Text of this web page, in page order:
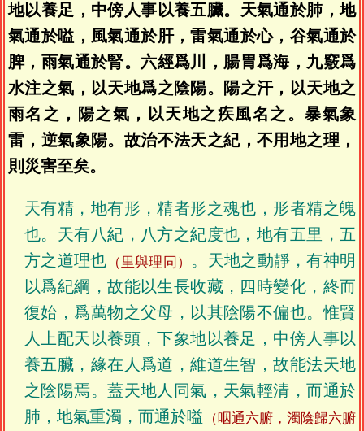
地以養足，中傍人事以養五臟。天氣通於肺，地
氣通於嗌，風氣通於肝，雷氣通於心，谷氣通於
脾，雨氣通於腎。六經爲川，腸胃爲海，九竅爲
水注之氣，以天地爲之陰陽。陽之汗，以天地之
雨名之，陽之氣，以天地之疾風名之。暴氣象
雷，逆氣象陽。故治不法天之紀，不用地之理，
則災害至矣。
天有精，地有形，精者形之魂也，形者精之魄
也。天有八紀，八方之紀度也，地有五里，五
方之道理也 （里與理同） 。天地之動靜，有神明
以爲紀綱，故能以生長收藏，四時變化，終而
復始，爲萬物之父母，以其陰陽不偏也。惟賢
人上配天以養頭，下象地以養足，中傍人事以
養五臟，緣在人爲道，維道生智，故能法天地
之陰陽焉。蓋天地人同氣，天氣輕清，而通於
肺，地氣重濁，而通於嗌 （咽通六腑，濁陰歸六腑